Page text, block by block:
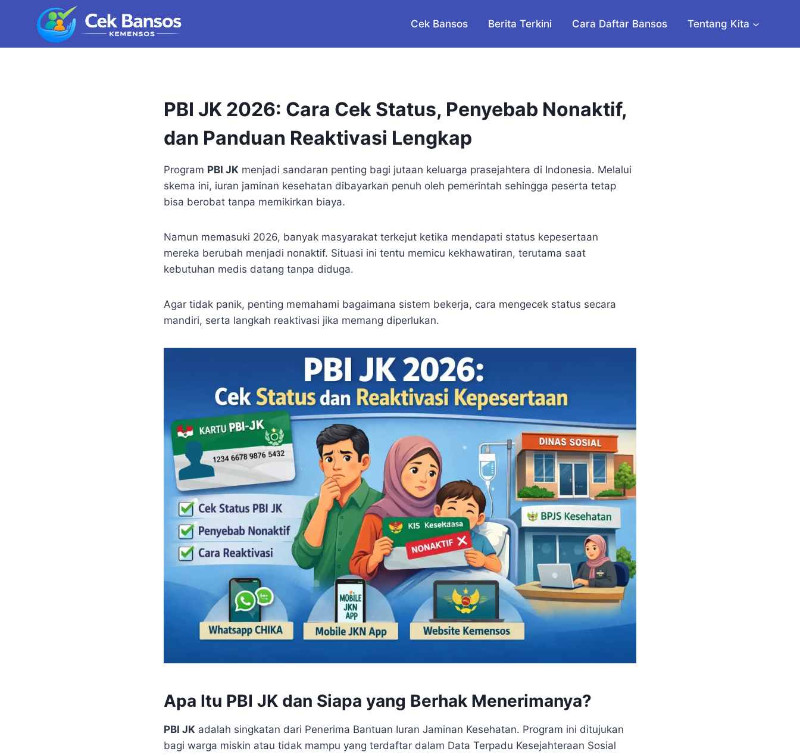
Cek Bansos Berita Terkini Cara Daftar Bansos Tentang Kita
PBI JK 2026: Cara Cek Status, Penyebab Nonaktif,
dan Panduan Reaktivasi Lengkap
Program PBI JK menjadi sandaran penting bagi jutaan keluarga prasejahtera di Indonesia. Melalui
skema ini, iuran jaminan kesehatan dibayarkan penuh oleh pemerintah sehingga peserta tetap
bisa berobat tanpa memikirkan biaya.
Namun memasuki 2026, banyak masyarakat terkejut ketika mendapati status kepesertaan
mereka berubah menjadi nonaktif. Situasi ini tentu memicu kekhawatiran, terutama saat
kebutuhan medis datang tanpa diduga.
Agar tidak panik, penting memahami bagaimana sistem bekerja, cara mengecek status secara
mandiri, serta langkah reaktivasi jika memang diperlukan.
Apa Itu PBI JK dan Siapa yang Berhak Menerimanya?
PBI JK adalah singkatan dari Penerima Bantuan Iuran Jaminan Kesehatan. Program ini ditujukan
bagi warga miskin atau tidak mampu yang terdaftar dalam Data Terpadu Kesejahteraan Sosial